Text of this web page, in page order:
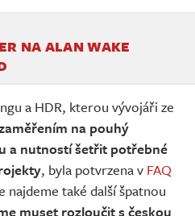
NA ALAN WAKE
a HDR, kterou vývojáři ze
na pouhý
a nutností šetřit potřebné
, byla potvrzena v FAQ
najdeme také další špatnou
muset rozloučit s českou